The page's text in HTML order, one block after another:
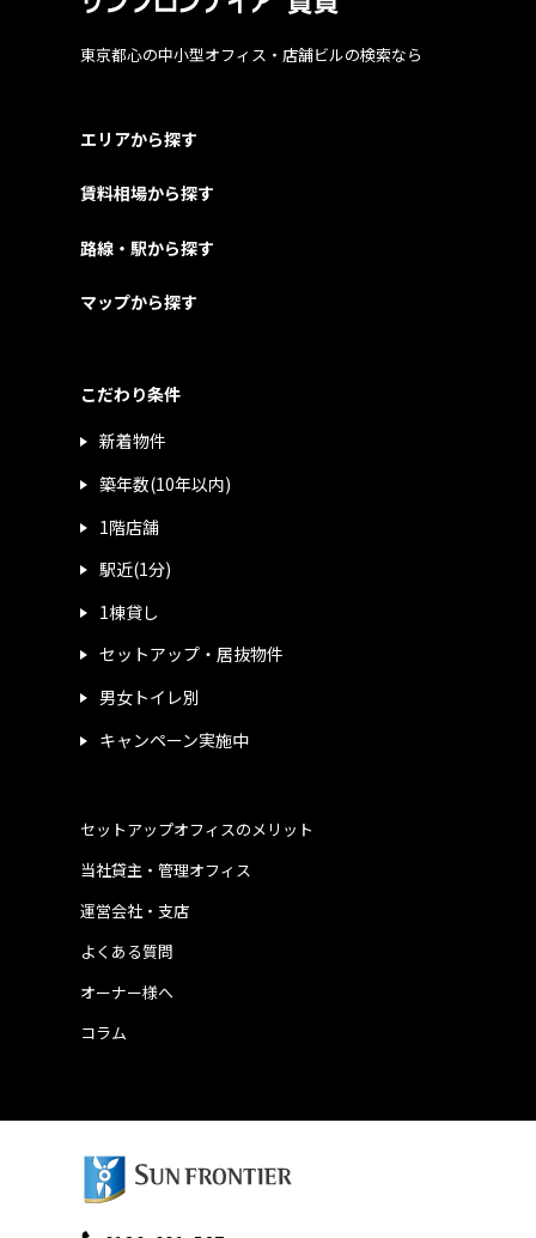
東京都心の中小型オフィス・店舗ビルの検索なら
エリアから探す
賃料相場から探す
路線・駅から探す
マップから探す
こだわり条件
新着物件
築年数(10年以内)
1階店舗
駅近(1分)
1棟貸し
セットアップ・居抜物件
男女トイレ別
キャンペーン実施中
運営会社・支店
よくある質問
当社貸主・管理オフィス
オーナー様へ
コラム
セットアップオフィスのメリット